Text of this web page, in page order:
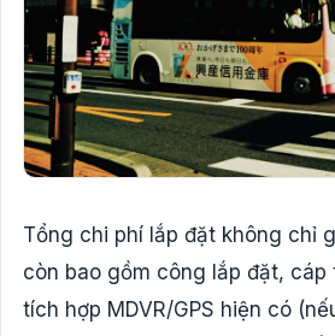
Tổng chi phí lắp đặt không chỉ
còn bao gồm công lắp đặt, cáp
tích hợp MDVR/GPS hiện có